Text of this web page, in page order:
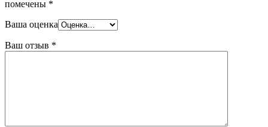
помечены *
Ваша оценка
Ваш отзыв *